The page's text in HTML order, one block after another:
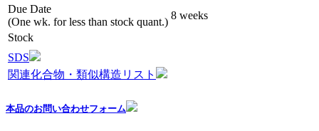
Due Date
(One wk. for less than stock quant.)
8 weeks
Stock
SDS
関連化合物・類似構造リスト
本品のお問い合わせフォーム